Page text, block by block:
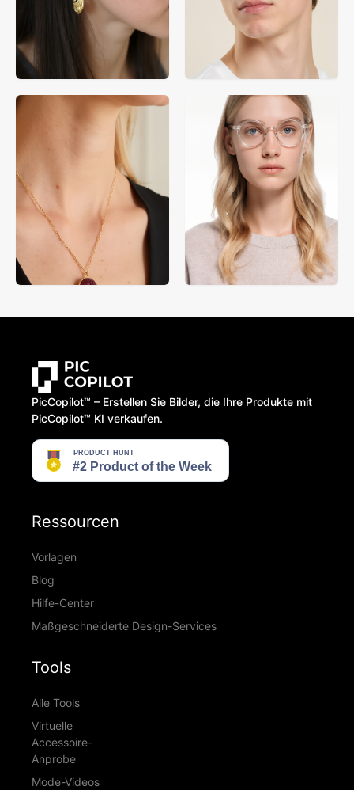
PicCopilot™️ – Erstellen Sie Bilder, die Ihre Produkte mit
PicCopilot™️ KI verkaufen.
Ressourcen
Vorlagen
Blog
Hilfe-Center
Maßgeschneiderte Design-Services
Tools
Alle Tools
Virtuelle
Accessoire-
Anprobe
Mode-Videos